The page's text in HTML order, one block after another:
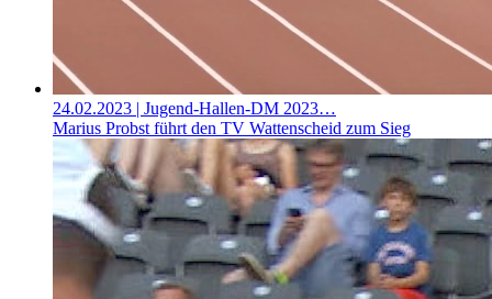
24.02.2023 | Jugend-Hallen-DM 2023…
Marius Probst führt den TV Wattenscheid zum Sieg